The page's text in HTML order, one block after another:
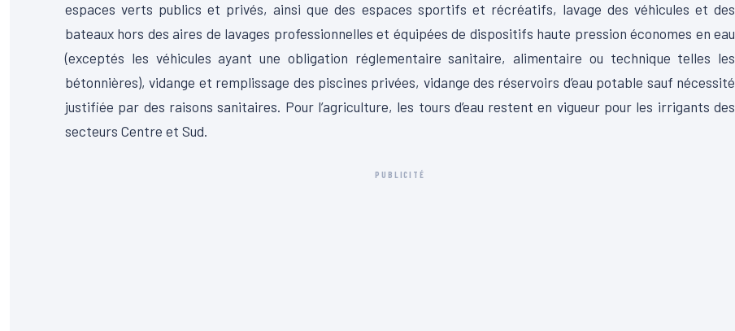
espaces verts publics et privés, ainsi que des espaces sportifs et récréatifs, lavage des véhicules et des
bateaux hors des aires de lavages professionnelles et équipées de dispositifs haute pression économes en eau
(exceptés les véhicules ayant une obligation réglementaire sanitaire, alimentaire ou technique telles les
bétonnières), vidange et remplissage des piscines privées, vidange des réservoirs d’eau potable sauf nécessité
justifiée par des raisons sanitaires. Pour l’agriculture, les tours d’eau restent en vigueur pour les irrigants des
secteurs Centre et Sud.
PUBLICITÉ